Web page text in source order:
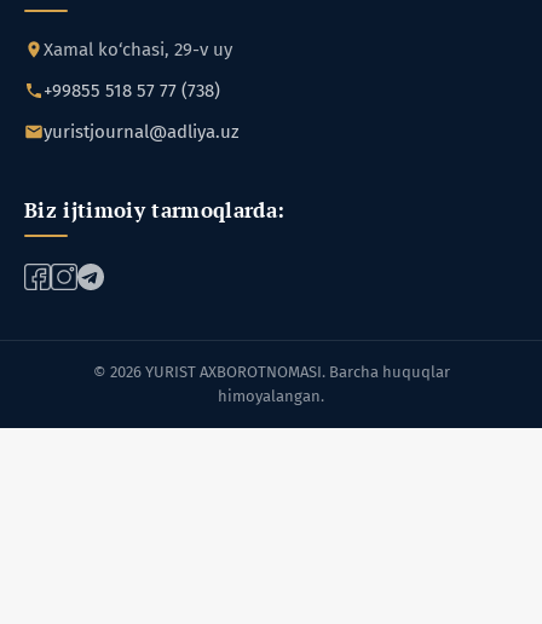
Xamal ko‘chasi, 29-v uy
+99855 518 57 77 (738)
yuristjournal@adliya.uz
Biz ijtimoiy tarmoqlarda:
© 2026 YURIST AXBOROTNOMASI. Barcha huquqlar
himoyalangan.